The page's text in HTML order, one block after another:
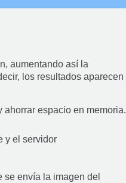
aumentando así la
los resultados aparecen
ahorrar espacio en memoria.
y el servidor
envía la imagen del